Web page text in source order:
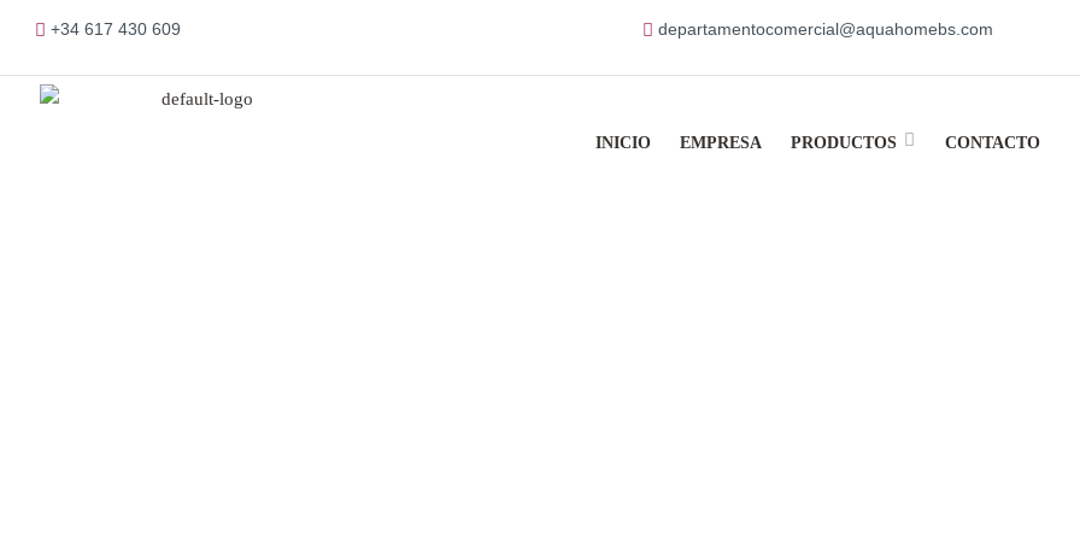
+34 617 430 609 departamentocomercial@aquahomebs.com
INICIO EMPRESA PRODUCTOS CONTACTO